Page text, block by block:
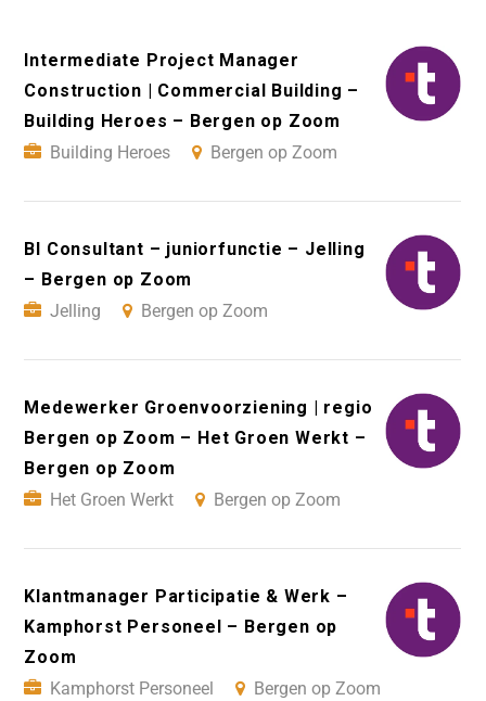
Intermediate Project Manager
Construction | Commercial Building –
Building Heroes – Bergen op Zoom
Building Heroes
Bergen op Zoom
BI Consultant – juniorfunctie – Jelling
– Bergen op Zoom
Jelling
Bergen op Zoom
Medewerker Groenvoorziening | regio
Bergen op Zoom – Het Groen Werkt –
Bergen op Zoom
Het Groen Werkt
Bergen op Zoom
Klantmanager Participatie & Werk –
Kamphorst Personeel – Bergen op
Zoom
Kamphorst Personeel
Bergen op Zoom